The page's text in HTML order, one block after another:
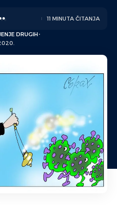
DRUGIH
11 MINUTA ČITANJA